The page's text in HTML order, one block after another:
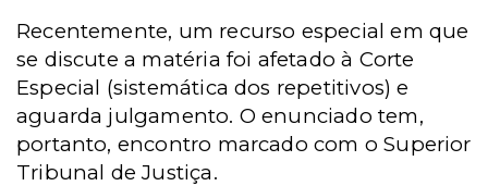
Recentemente, um recurso especial em que
se discute a matéria foi afetado à Corte
Especial (sistemática dos repetitivos) e
aguarda julgamento. O enunciado tem,
portanto, encontro marcado com o Superior
Tribunal de Justiça.